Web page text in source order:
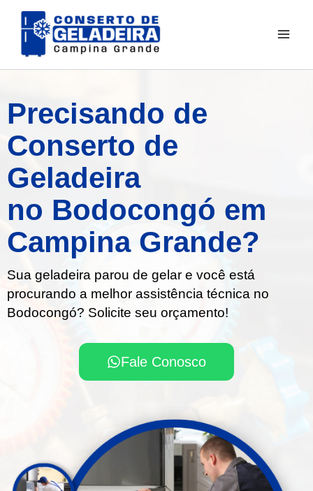
para
Precisando de
Conserto de
Geladeira
no Bodocongó em
Campina Grande?
Sua geladeira parou de gelar e você está
procurando a melhor assistência técnica no
Bodocongó? Solicite seu orçamento!
Fale Conosco